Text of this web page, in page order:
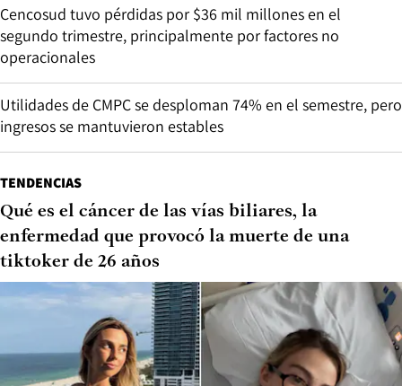
Cencosud tuvo pérdidas por $36 mil millones en el
segundo trimestre, principalmente por factores no
operacionales
Utilidades de CMPC se desploman 74% en el semestre, pero
ingresos se mantuvieron estables
TENDENCIAS
Qué es el cáncer de las vías biliares, la
enfermedad que provocó la muerte de una
tiktoker de 26 años